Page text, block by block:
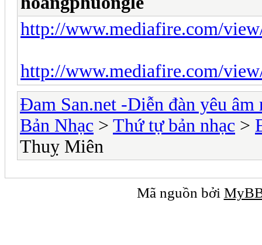
http://www.mediafire.com/
http://www.mediafire.com/
Đam San.net -Diễn đàn yêu âm
Bản Nhạc > Thứ tự bản nhạc >
Thuỵ Miên
Mã nguồn bởi